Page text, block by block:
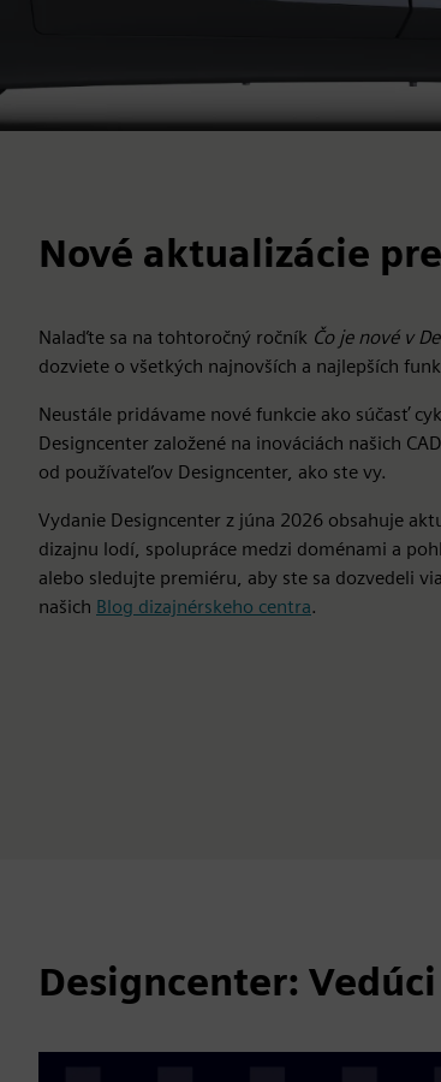
Nové aktualizácie
Nalaďte sa na tohtoročný ročník Čo je nové v
dozviete o všetkých najnovších a najlepších
Neustále pridávame nové funkcie ako súčasť
Designcenter založené na inováciách našich
od používateľov Designcenter, ako ste vy.
Vydanie Designcenter z júna 2026 obsahuje
dizajnu lodí, spolupráce medzi doménami a
alebo sledujte premiéru, aby ste sa dozvedeli
našich Blog dizajnérskeho centra.
Designcenter: